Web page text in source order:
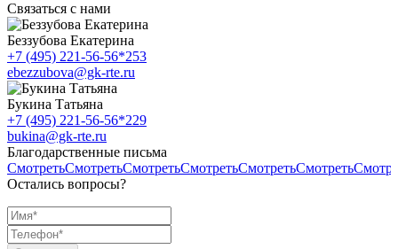
Связаться с нами
Беззубова Екатерина
+7 (495) 221-56-56*253
ebezzubova@gk-rte.ru
Букина Татьяна
+7 (495) 221-56-56*229
bukina@gk-rte.ru
Благодарственные письма
СмотретьСмотретьСмотретьСмотретьСмотретьСмотреть
Остались вопросы?